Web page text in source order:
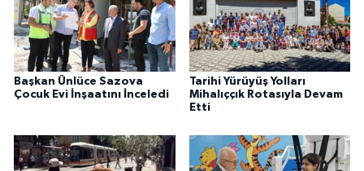
Başkan Ünlüce Sazova
Çocuk Evi İnşaatını İnceledi
Tarihi Yürüyüş Yolları
Mihalıççık Rotasıyla Devam
Etti